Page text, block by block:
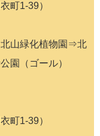
町1-39）
山緑化植物園⇒北
園（ゴール）
町1-39）